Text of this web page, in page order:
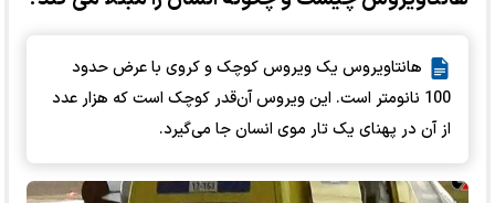
هانتاویروس یک ویروس کوچک و کروی با عرض حدود
100 نانومتر است. این ویروس آن‌قدر کوچک است که هزار عدد
از آن در پهنای یک تار موی انسان جا می‌گیرد.⁠